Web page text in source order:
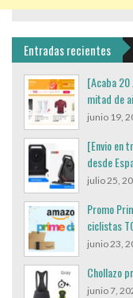
Entradas recientes
[Acaba 20
mitad de
junio 19,
[Envio en
desde
julio 25,
Promo
ciclistas
junio 23,
Chollazo
junio 7,